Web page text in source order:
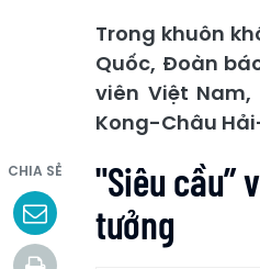
Trong khuôn
Quốc, Đoàn
viên Việt
Kong-Châu
CHIA SẺ
"Siêu cầu”
tưởng